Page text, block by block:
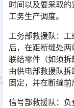
时间以及要采取
工务生产调度。󠅅󠅃󠄵󠅂󠄪󠇖󠆨󠆨󠇕󠆞󠆒󠅬󠇘󠆭󠆘󠇙󠆝󠅵󠇗󠆭󠆁󠄐󠇗󠅹󠅸󠇖󠆍󠅳󠇖󠅹󠅰󠇖󠆌󠅹
工务部救援队：
后，在距断缝处
联结零件（如须
由供电部救援队
固定，并在断缝前
信号部救援队：